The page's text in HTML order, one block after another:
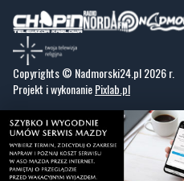
Copyrights © Nadmorski24.pl 2026 r.
Projekt i wykonaniePixlab.pl